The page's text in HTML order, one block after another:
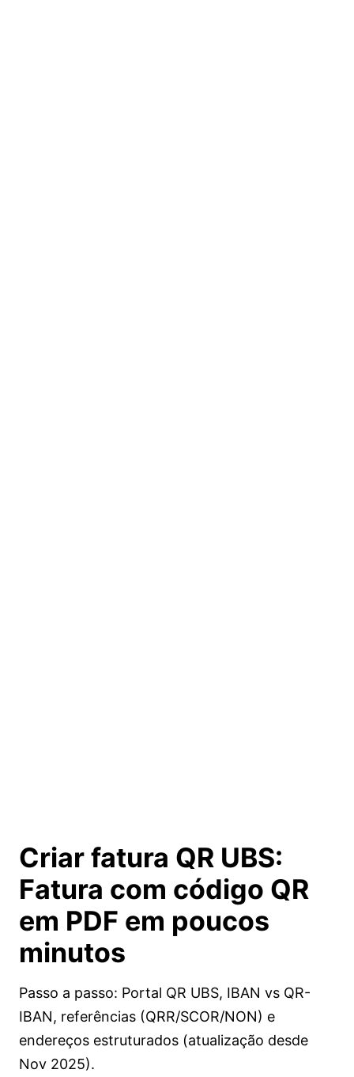
Criar fatura QR UBS:
Fatura com código QR
em PDF em poucos
minutos
Passo a passo: Portal QR UBS, IBAN vs QR-
IBAN, referências (QRR/SCOR/NON) e
endereços estruturados (atualização desde
Nov 2025).